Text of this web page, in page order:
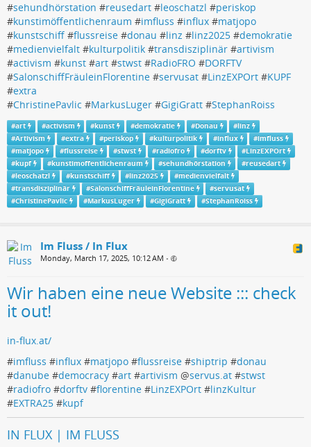
#sehundhörstation #reusedart #leoschatzl #periskop
#kunstimöffentlichenraum #imfluss #influx #matjopo
#kunstschiff #flussreise #donau #linz #linz2025 #demokratie
#medienvielfalt #kulturpolitik #transdisziplinär #artivism
#activism #kunst #art #stwst #RadioFRO #DORFTV
#SalonschiffFräuleinFlorentine #servusat #LinzEXPOrt #KUPF
#extra
#ChristinePavlic #MarkusLuger #GigiGratt #StephanRoiss
#art #activism #kunst #demokratie #Donau #linz
#Artivism #extra #periskop #kulturpolitik #influx #imfluss
#matjopo #flussreise #stwst #radiofro #dorftv #LinzEXPOrt
#kupf #kunstimoffentlichenraum #sehundhörstation #reusedart
#leoschatzl #kunstschiff #linz2025 #medienvielfalt
#transdisziplinär #SalonschiffFräuleinFlorentine #servusat
#ChristinePavlic #MarkusLuger #GigiGratt #StephanRoiss
Im Fluss / In Flux
Monday, March 17, 2025, 10:12 AM •
Wir haben eine neue Website ::: check
it out!
in-flux.at/
#imfluss #influx #matjopo #flussreise #shiptrip #donau
#danube #democracy #art #artivism @servus.at #stwst
#radiofro #dorftv #florentine #LinzEXPOrt #linzKultur
#EXTRA25 #kupf
IN FLUX | IM FLUSS